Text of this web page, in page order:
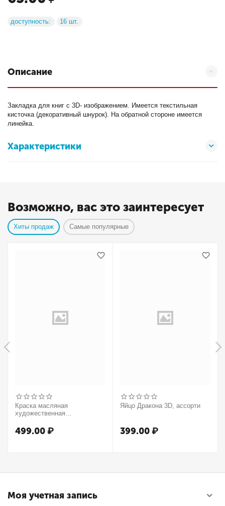
доступность: 16 шт.
Описание
Закладка для книг с 3D- изображением. Имеется текстильная
кисточка (декоративный шнурок). На обратной стороне имеется
линейка.
Характеристики
Возможно, вас это заинтересует
Хиты продаж Самые популярные
Краска масляная
художественная
37мл, туба, оранжевый
499.00₽
Яйцо Дракона 3D, ассорти
399.00₽
Моя учетная запись